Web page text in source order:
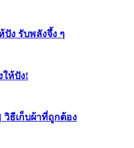
ปัง รับพลังจึ้ง ๆ
ให้ปัง!
วิธีเก็บผ้าที่ถูกต้อง